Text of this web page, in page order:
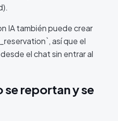
IA también puede crear
así que el
el chat sin entrar al
reportan y se